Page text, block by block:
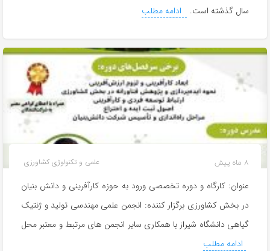
سال گذشته است.
ادامه مطلب
علمی و تکنولوژی کشاورزی 8 ماه پیش
عنوان: کارگاه‌ و دوره تخصصی ورود به حوزه کارآفرینی و دانش بنیان
در بخش کشاورزی برگزار کننده: انجمن علمی مهندسی تولید و ژنتیک
گیاهی دانشگاه شیراز با همکاری سایر انجمن های مرتبط و معتبر محل
ادامه مطلب